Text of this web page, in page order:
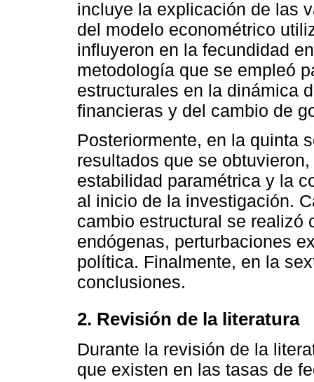
incluye la explicación de las
del modelo econométrico
influyeron en la fecundidad
metodología que se empleó
estructurales en la dinámica
financieras y del cambio de
Posteriormente, en la quinta
resultados que se
estabilidad paramétrica y la
al inicio de la investigación.
cambio estructural se realizó
endógenas, perturbaciones
política. Finalmente, en la
conclusiones.
2. Revisión de la literatura
Durante la revisión de la
que existen en las tasas de